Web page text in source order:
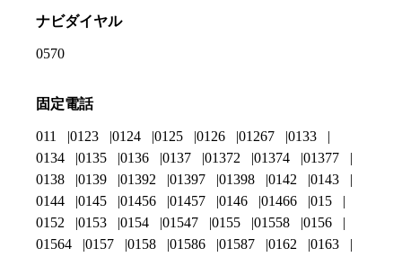
ナビダイヤル
0570
固定電話
011 0123 0124 0125 0126 01267
0133
0134
0135 0136 0137 01372 01374
01377
0138
0139 01392 01397 01398 0142
0143
0144
0145 01456 01457 0146 01466
015
0152
0153 0154 01547 0155 01558
0156
01564
0157 0158 01586 01587 0162
0163